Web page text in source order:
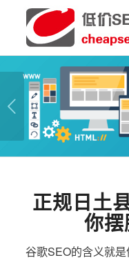
正规日土
你
谷歌SEO的含义就